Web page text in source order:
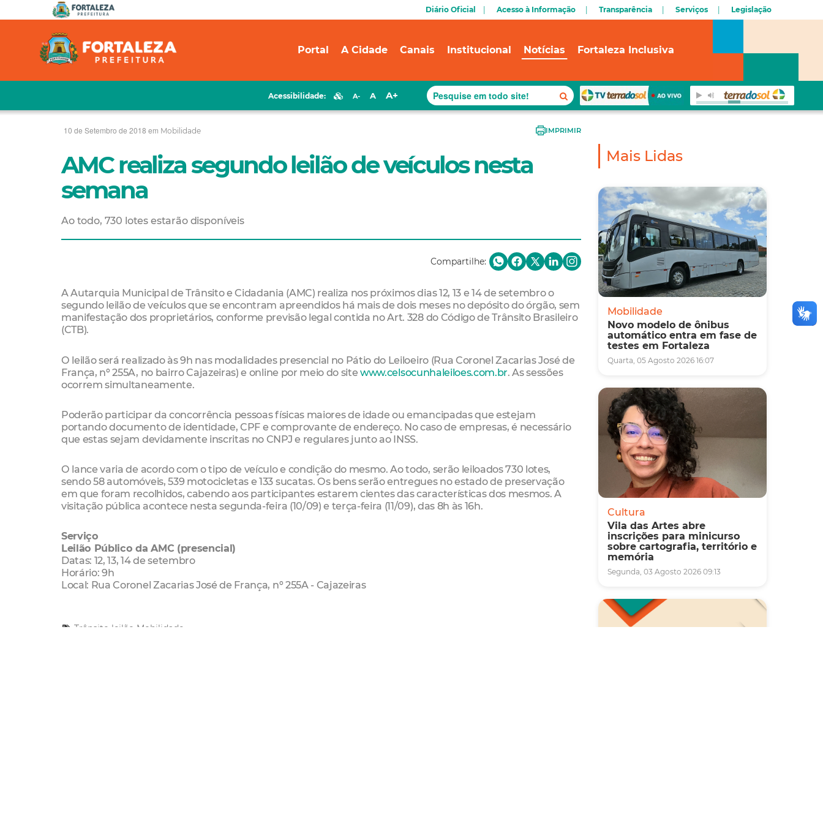
Diário Oficial Acesso à Informação Transparência Serviços Legislação
Portal A Cidade Canais Institucional Notícias Fortaleza Inclusiva
Acessibilidade: A- A A+
10 de Setembro de 2018 em Mobilidade IMPRIMIR
AMC realiza segundo leilão de veículos nesta
semana
Ao todo, 730 lotes estarão disponíveis
Compartilhe:
A Autarquia Municipal de Trânsito e Cidadania (AMC) realiza nos próximos dias 12, 13 e 14 de setembro o
segundo leilão de veículos que se encontram apreendidos há mais de dois meses no depósito do órgão, sem
manifestação dos proprietários, conforme previsão legal contida no Art. 328 do Código de Trânsito Brasileiro
(CTB).
O leilão será realizado às 9h nas modalidades presencial no Pátio do Leiloeiro (Rua Coronel Zacarias José de
França, nº 255A, no bairro Cajazeiras) e online por meio do sitewww.celsocunhaleiloes.com.br. As sessões
ocorrem simultaneamente.
Poderão participar da concorrência pessoas físicas maiores de idade ou emancipadas que estejam
portando documento de identidade, CPF e comprovante de endereço. No caso de empresas, é necessário
que estas sejam devidamente inscritas no CNPJ e regulares junto ao INSS.
O lance varia de acordo com o tipo de veículo e condição do mesmo. Ao todo, serão leiloados 730 lotes,
sendo 58 automóveis, 539 motocicletas e 133 sucatas. Os bens serão entregues no estado de preservação
em que foram recolhidos, cabendo aos participantes estarem cientes das características dos mesmos. A
visitação pública acontece nesta segunda-feira (10/09) e terça-feira (11/09), das 8h às 16h.
Serviço
Leilão Público da AMC (presencial)
Datas: 12, 13, 14 de setembro
Horário: 9h
Local: Rua Coronel Zacarias José de França, nº 255A - Cajazeiras
Trânsito leilão Mobilidade
Mais Lidas
Mobilidade
Novo modelo de ônibus
automático entra em fase de
testes em Fortaleza
Quarta, 05 Agosto 2026 16:07
Cultura
Vila das Artes abre
inscrições para minicurso
sobre cartografia, território e
memória
Segunda, 03 Agosto 2026 09:13